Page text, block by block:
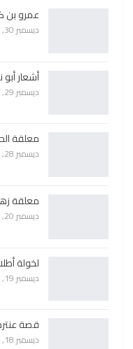
عمرو بن
ديسمبر 30, 2024
أشعار
ديسمبر 29, 2024
معلقة
ديسمبر 28, 2024
معلقة
ديسمبر 20, 2024
لخولة
ديسمبر 19, 2024
قصة
ديسمبر 18, 2024